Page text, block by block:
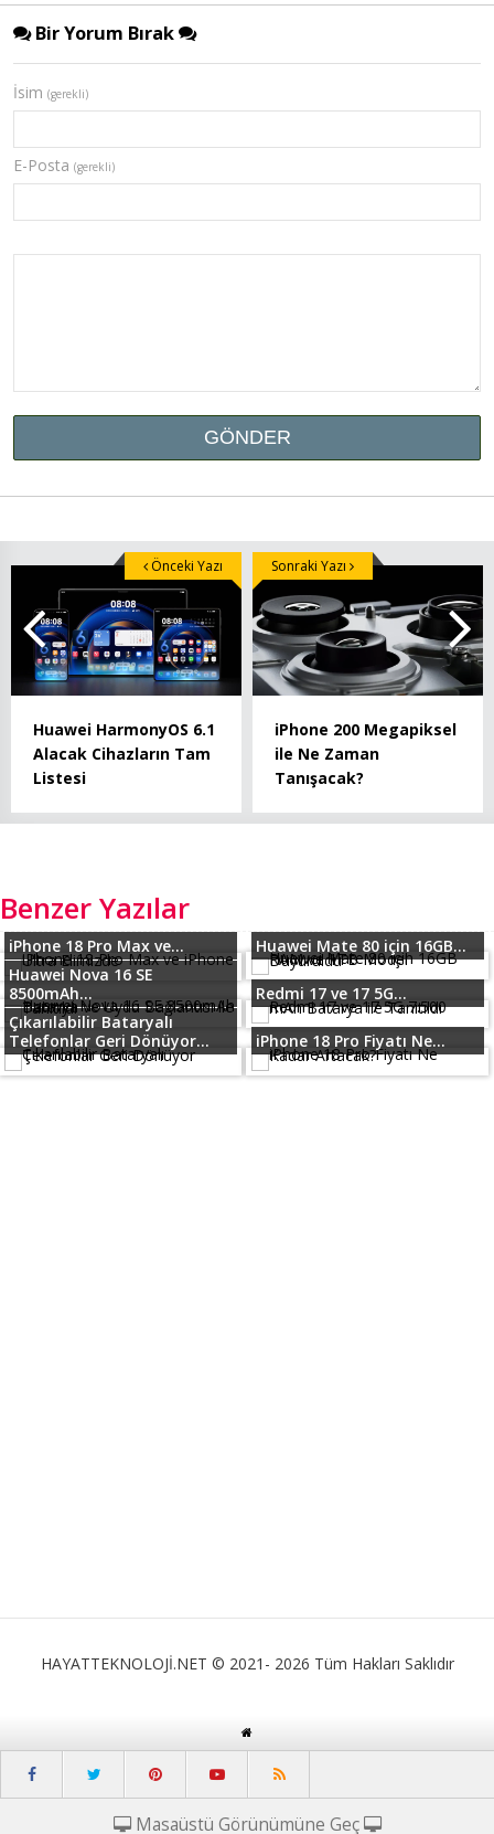
Bir Yorum Bırak
İsim (gerekli)
E-Posta (gerekli)
Huawei HarmonyOS 6.1
Alacak Cihazların Tam
Listesi
Önceki Yazı
iPhone 200 Megapiksel
ile Ne Zaman
Tanışacak?
Sonraki Yazı
Benzer Yazılar
iPhone 18 Pro Max ve...
Huawei Mate 80 için 16GB...
Huawei Nova 16 SE
8500mAh...
Redmi 17 ve 17 5G...
Çıkarılabilir Bataryalı
Telefonlar Geri Dönüyor...
iPhone 18 Pro Fiyatı Ne...
HAYATTEKNOLOJİ.NET © 2021- 2026 Tüm Hakları Saklıdır
Masaüstü Görünümüne Geç